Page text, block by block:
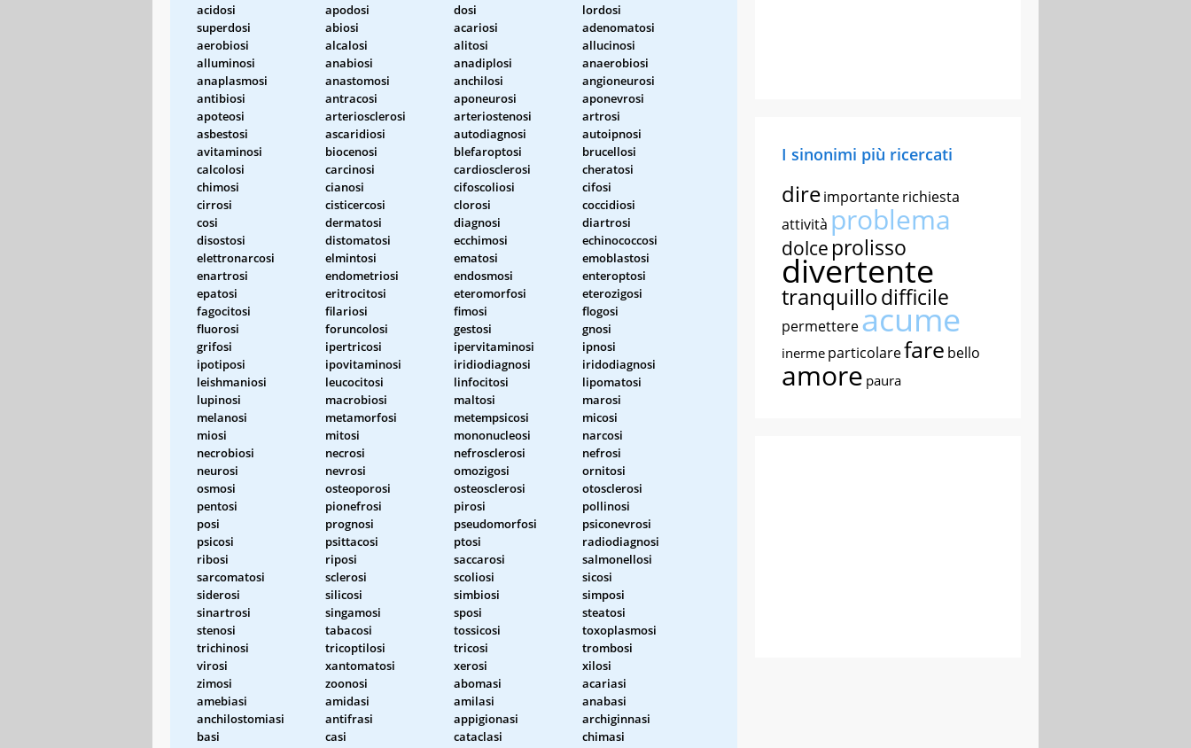
acidosi apodosi dosi
lordosi
superdosi
abiosi acariosi
adenomatosi
aerobiosi
alcalosi alitosi
allucinosi
alluminosi
anabiosi anadiplosi
anaerobiosi
anaplasmosi
anastomosi anchilosi
angioneurosi
antibiosi
antracosi aponeurosi
aponevrosi
apoteosi
arteriosclerosi arteriostenosi
artrosi
asbestosi
ascaridiosi autodiagnosi
autoipnosi
avitaminosi
biocenosi blefaroptosi
brucellosi
calcolosi
carcinosi cardiosclerosi
cheratosi
chimosi
cianosi cifoscoliosi
cifosi
cirrosi
cisticercosi clorosi
coccidiosi
cosi
dermatosi diagnosi
diartrosi
disostosi
distomatosi ecchimosi
echinococcosi
elettronarcosi
elmintosi ematosi
emoblastosi
enartrosi
endometriosi endosmosi
enteroptosi
epatosi
eritrocitosi eteromorfosi
eterozigosi
fagocitosi
filariosi fimosi
flogosi
fluorosi
foruncolosi gestosi
gnosi
grifosi
ipertricosi ipervitaminosi
ipnosi
ipotiposi
ipovitaminosi iridiodiagnosi
iridodiagnosi
leishmaniosi
leucocitosi linfocitosi
lipomatosi
lupinosi
macrobiosi maltosi
marosi
melanosi
metamorfosi metempsicosi
micosi
miosi
mitosi mononucleosi
narcosi
necrobiosi
necrosi nefrosclerosi
nefrosi
neurosi
nevrosi omozigosi
ornitosi
osmosi
osteoporosi osteosclerosi
otosclerosi
pentosi
pionefrosi pirosi
pollinosi
posi
prognosi pseudomorfosi
psiconevrosi
psicosi
psittacosi ptosi
radiodiagnosi
ribosi
riposi saccarosi
salmonellosi
sarcomatosi
sclerosi scoliosi
sicosi
siderosi
silicosi simbiosi
simposi
sinartrosi
singamosi sposi
steatosi
stenosi
tabacosi tossicosi
toxoplasmosi
trichinosi
tricoptilosi tricosi
trombosi
virosi
xantomatosi xerosi
xilosi
zimosi
zoonosi abomasi
acariasi
amebiasi
amidasi amilasi
anabasi
anchilostomiasi
antifrasi appigionasi
archiginnasi
basi
casi cataclasi
chimasi
I sinonimi più ricercati
direimportanterichiesta
attività problema
dolce prolisso
divertente
tranquillodifficile
permettereacume
inerme particolarefare bello
amore paura